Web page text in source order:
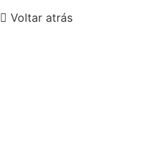
Voltar atrás